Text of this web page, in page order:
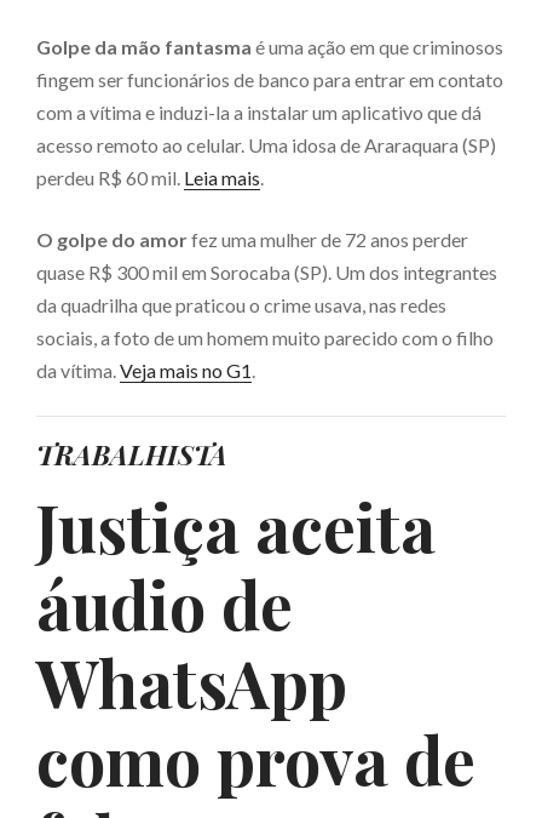
Golpe da mão fantasma é uma ação em que criminosos
fingem ser funcionários de banco para entrar em contato
com a vítima e induzi-la a instalar um aplicativo que dá
acesso remoto ao celular. Uma idosa de Araraquara (SP)
perdeu R$ 60 mil. Leia mais.
O golpe do amorfez uma mulher de 72 anos perder
quase R$ 300 mil em Sorocaba (SP). Um dos integrantes
da quadrilha que praticou o crime usava, nas redes
sociais, a foto de um homem muito parecido com o filho
da vítima.Veja mais no G1.
TRABALHISTA
Justiça aceita
áudio de
WhatsApp
como prova de